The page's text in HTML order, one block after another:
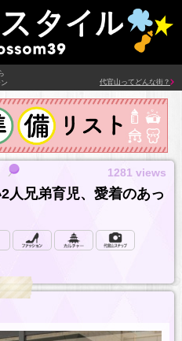
代官山ってどんな街？
1281 views
人兄弟育児、愛着のあっ